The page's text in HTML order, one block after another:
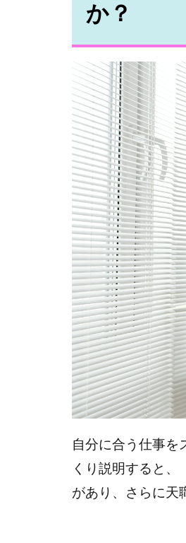
か？
自分に合う仕事を
くり説明する と、
があり、 さらに天